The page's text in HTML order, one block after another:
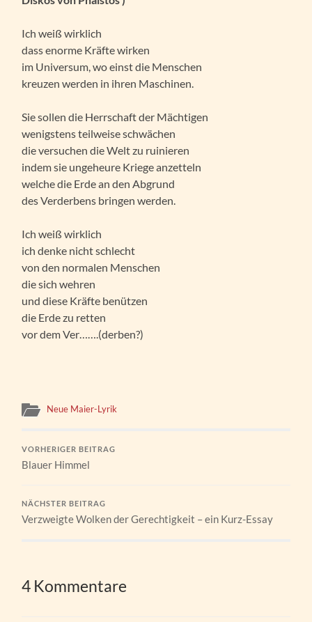
Ich weiß wirklich
dass enorme Kräfte wirken
im Universum, wo einst die Menschen
kreuzen werden in ihren Maschinen.
Sie sollen die Herrschaft der Mächtigen
wenigstens teilweise schwächen
die versuchen die Welt zu ruinieren
indem sie ungeheure Kriege anzetteln
welche die Erde an den Abgrund
des Verderbens bringen werden.
Ich weiß wirklich
ich denke nicht schlecht
von den normalen Menschen
die sich wehren
und diese Kräfte benützen
die Erde zu retten
vor dem Ver…….(derben?)
Neue Maier-Lyrik
VORHERIGER BEITRAG
Blauer Himmel
NÄCHSTER BEITRAG
Verzweigte Wolken der Gerechtigkeit – ein Kurz-Essay
4 Kommentare